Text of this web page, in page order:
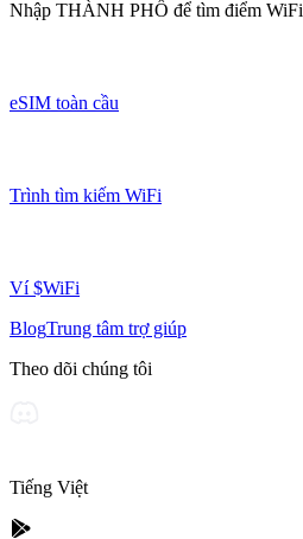
Nhập THÀNH PHỐ để tìm điểm WiFi
eSIM toàn cầu
Trình tìm kiếm WiFi
Ví $WiFi
BlogTrung tâm trợ giúp
Theo dõi chúng tôi
Tiếng Việt